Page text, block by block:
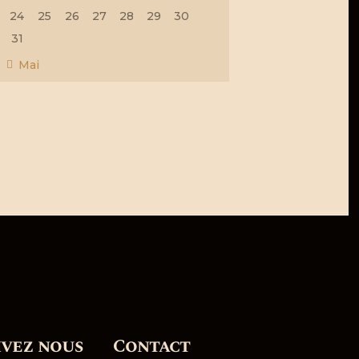
24
25 26 27 28 29
30
31
« Mai
nous Contact